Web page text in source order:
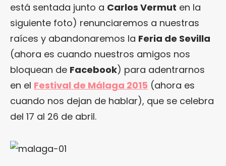
está sentada junto a Carlos Vermut en la
siguiente foto) renunciaremos a nuestras
raíces y abandonaremos la Feria de Sevilla
(ahora es cuando nuestros amigos nos
bloquean de Facebook) para adentrarnos
en el Festival de Málaga 2015 (ahora es
cuando nos dejan de hablar), que se celebra
del 17 al 26 de abril.